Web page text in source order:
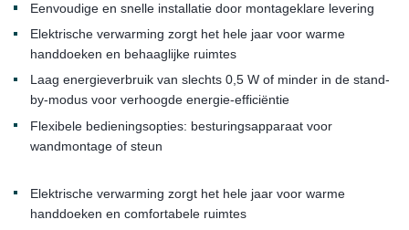
Eenvoudige en snelle installatie door montageklare levering
Elektrische verwarming zorgt het hele jaar voor warme
handdoeken en behaaglijke ruimtes
Laag energieverbruik van slechts 0,5 W of minder in de stand-
by-modus voor verhoogde energie-efficiëntie
Flexibele bedieningsopties: besturingsapparaat voor
wandmontage of steun
Elektrische verwarming zorgt het hele jaar voor warme
handdoeken en comfortabele ruimtes